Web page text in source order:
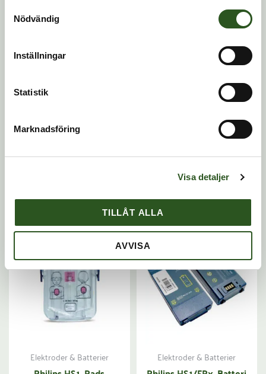
Nödvändig
Inställningar
Statistik
Marknadsföring
Visa detaljer
TILLÅT ALLA
AVVISA
Elektroder & Batterier
Lifepak CR Plus, 2 set
Cardiac science
Cardiac Science
Batteri
Elektroder & Batterier Elektroder & Batterier